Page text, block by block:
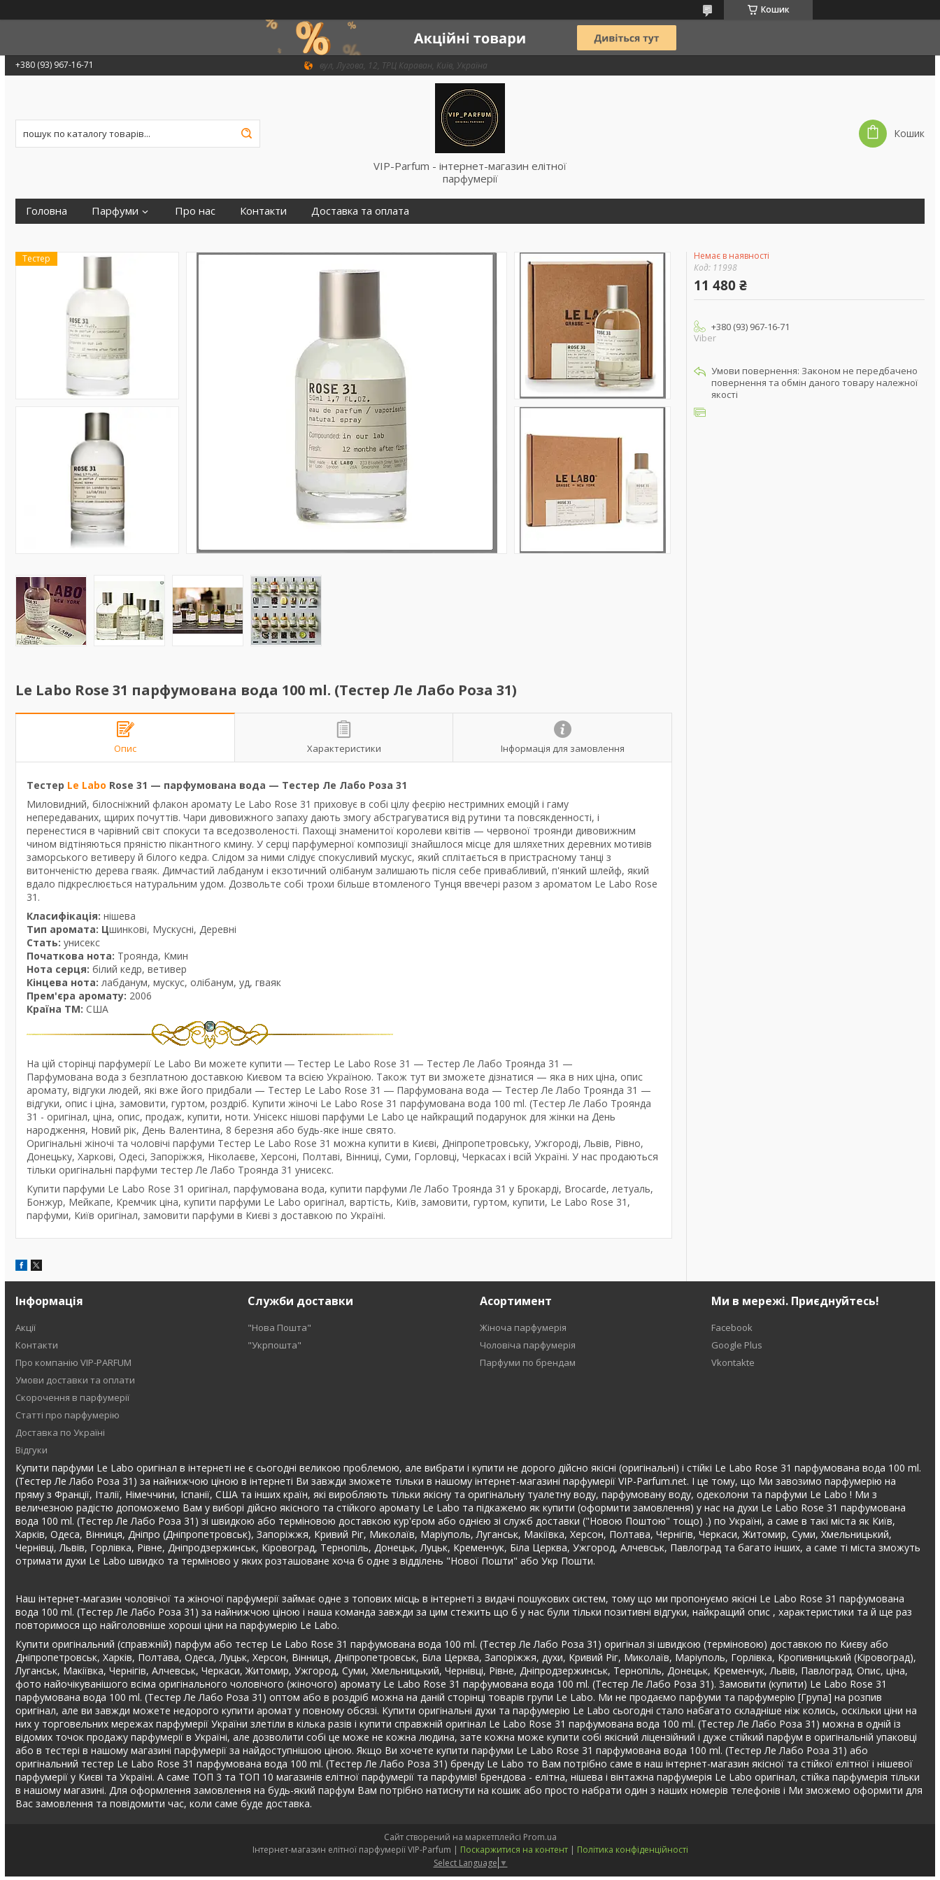
Кошик
+380 (93) 967-16-71 вул, Лугова, 12, ТРЦ Караван, Київ, Україна
VIP-Parfum - інтернет-магазин елітної
парфумерії
Кошик
Головна Парфуми Про нас Контакти Доставка та оплата
Тестер
Le Labo Rose 31 парфумована вода 100 ml. (Тестер Ле Лабо Роза 31)
Опис Характеристики Інформація для замовлення
Тестер Le Labo Rose 31 — парфумована вода — Тестер Ле Лабо Роза 31
Миловидний, білосніжний флакон аромату Le Labo Rose 31 приховує в собі цілу феєрію нестримних емоцій і гаму
непередаваних, щирих почуттів. Чари дивовижного запаху дають змогу абстрагуватися від рутини та повсякденності, і
перенестися в чарівний світ спокуси та вседозволеності. Пахощі знаменитої королеви квітів — червоної троянди дивовижним
чином відтіняються пряністю пікантного кмину. У серці парфумерної композиції знайшлося місце для шляхетних деревних мотивів
заморського ветиверу й білого кедра. Слідом за ними слідує спокусливий мускус, який сплітається в пристрасному танці з
витонченістю дерева гваяк. Димчастий лабданум і екзотичний олібанум залишають після себе привабливий, п'янкий шлейф, який
вдало підкреслюється натуральним удом. Дозвольте собі трохи більше втомленого Тунця ввечері разом з ароматом Le Labo Rose
31.
Класифікація: нішева
Тип аромата: Цшинкові, Мускусні, Деревні
Стать: унисекс
Початкова нота: Троянда, Кмин
Нота серця: білий кедр, ветивер
Кінцева нота: лабданум, мускус, олібанум, уд, гваяк
Прем'єра аромату: 2006
Країна ТМ: США
На цій сторінці парфумерії Le Labo Ви можете купити ― Тестер Le Labo Rose 31 — Тестер Ле Лабо Троянда 31 —
Парфумована вода з безплатною доставкою Києвом та всією Україною. Також тут ви зможете дізнатися — яка в них ціна, опис
аромату, відгуки людей, які вже його придбали — Тестер Le Labo Rose 31 ― Парфумована вода — Тестер Ле Лабо Троянда 31 —
відгуки, опис і ціна, замовити, гуртом, роздріб. Купити жіночі Le Labo Rose 31 парфумована вода 100 ml. (Тестер Ле Лабо Троянда
31 - оригінал, ціна, опис, продаж, купити, ноти. Унісекс нішові парфуми Le Labo це найкращий подарунок для жінки на День
народження, Новий рік, День Валентина, 8 березня або будь-яке інше свято.
Оригінальні жіночі та чоловічі парфуми Тестер Le Labo Rose 31 можна купити в Києві, Дніпропетровську, Ужгороді, Львів, Рівно,
Донецьку, Харкові, Одесі, Запоріжжя, Ніколаєве, Херсоні, Полтаві, Вінниці, Суми, Горловці, Черкасах і всій Україні. У нас продаються
тільки оригінальні парфуми тестер Ле Лабо Троянда 31 унисекс.
Купити парфуми Le Labo Rose 31 оригінал, парфумована вода, купити парфуми Ле Лабо Троянда 31 у Брокарді, Brocarde, летуаль,
Бонжур, Мейкапе, Кремчик ціна, купити парфуми Le Labo оригінал, вартість, Київ, замовити, гуртом, купити, Le Labo Rose 31,
парфуми, Київ оригінал, замовити парфуми в Києві з доставкою по Україні.
Немає в наявності
Код: 11998
11 480 ₴
+380 (93) 967-16-71
Viber
Законом не передбачено
повернення та обмін даного товару належної
якості
Інформація
Акції
Контакти
Про компанію VIP-PARFUM
Умови доставки та оплати
Скорочення в парфумерії
Статті про парфумерію
Доставка по Україні
Відгуки
Служби доставки
"Нова Пошта"
"Укрпошта"
Асортимент
Жіноча парфумерія
Чоловіча парфумерія
Парфуми по брендам
Ми в мережі. Приєднуйтесь!
Facebook
Google Plus
Vkontakte
Купити парфуми Le Labo оригінал в інтернеті не є сьогодні великою проблемою, але вибрати і купити не дорого дійсно якісні (оригінальні) і стійкі Le Labo Rose 31 парфумована вода 100 ml.
(Тестер Ле Лабо Роза 31) за найнижчою ціною в інтернеті Ви завжди зможете тільки в нашому інтернет-магазині парфумерії VIP-Parfum.net. І це тому, що Ми завозимо парфумерію на
пряму з Франції, Італії, Німеччини, Іспанії, США та інших країн, які виробляють тільки якісну та оригінальну туалетну воду, парфумовану воду, одеколони та парфуми Le Labo ! Ми з
величезною радістю допоможемо Вам у виборі дійсно якісного та стійкого аромату Le Labo та підкажемо як купити (оформити замовлення) у нас на духи Le Labo Rose 31 парфумована
вода 100 ml. (Тестер Ле Лабо Роза 31) зі швидкою або терміновою доставкою кур'єром або однією зі служб доставки ("Новою Поштою" тощо) .) по Україні, а саме в такі міста як Київ,
Харків, Одеса, Вінниця, Дніпро (Дніпропетровськ), Запоріжжя, Кривий Ріг, Миколаїв, Маріуполь, Луганськ, Макіївка, Херсон, Полтава, Чернігів, Черкаси, Житомир, Суми, Хмельницький,
Чернівці, Львів, Горлівка, Рівне, Дніпродзержинськ, Кіровоград, Тернопіль, Донецьк, Луцьк, Кременчук, Біла Церква, Ужгород, Алчевськ, Павлоград та багато інших, а саме ті міста зможуть
отримати духи Le Labo швидко та терміново у яких розташоване хоча б одне з відділень "Нової Пошти" або Укр Пошти.
Наш інтернет-магазин чоловічої та жіночої парфумерії займає одне з топових місць в інтернеті з видачі пошукових систем, тому що ми пропонуємо якісні Le Labo Rose 31 парфумована
вода 100 ml. (Тестер Ле Лабо Роза 31) за найнижчою ціною і наша команда завжди за цим стежить що б у нас були тільки позитивні відгуки, найкращий опис , характеристики та й ще раз
повторимося що найголовніше хороші ціни на парфумерію Le Labo.
Купити оригінальний (справжній) парфум або тестер Le Labo Rose 31 парфумована вода 100 ml. (Тестер Ле Лабо Роза 31) оригінал зі швидкою (терміновою) доставкою по Києву або
Дніпропетровськ, Харків, Полтава, Одеса, Луцьк, Херсон, Вінниця, Дніпропетровськ, Біла Церква, Запоріжжя, духи, Кривий Ріг, Миколаїв, Маріуполь, Горлівка, Кропивницький (Кіровоград),
Луганськ, Макіївка, Чернігів, Алчевськ, Черкаси, Житомир, Ужгород, Суми, Хмельницький, Чернівці, Рівне, Дніпродзержинськ, Тернопіль, Донецьк, Кременчук, Львів, Павлоград. Опис, ціна,
фото найочікуванішого всіма оригінального чоловічого (жіночого) аромату Le Labo Rose 31 парфумована вода 100 ml. (Тестер Ле Лабо Роза 31). Замовити (купити) Le Labo Rose 31
парфумована вода 100 ml. (Тестер Ле Лабо Роза 31) оптом або в роздріб можна на даній сторінці товарів групи Le Labo. Ми не продаємо парфуми та парфумерію [Група] на розпив
оригінал, але ви завжди можете недорого купити аромат у повному обсязі. Купити оригінальні духи та парфумерію Le Labo сьогодні стало набагато складніше ніж колись, оскільки ціни на
них у торговельних мережах парфумерії України злетіли в кілька разів і купити справжній оригінал Le Labo Rose 31 парфумована вода 100 ml. (Тестер Ле Лабо Роза 31) можна в одній із
відомих точок продажу парфумерії в Україні, але дозволити собі це може не кожна людина, зате кожна може купити собі якісний ліцензійний і дуже стійкий парфум в оригінальній упаковці
або в тестері в нашому магазині парфумерії за найдоступнішою ціною. Якщо Ви хочете купити парфуми Le Labo Rose 31 парфумована вода 100 ml. (Тестер Ле Лабо Роза 31) або
оригінальний тестер Le Labo Rose 31 парфумована вода 100 ml. (Тестер Ле Лабо Роза 31) бренду Le Labo то Вам потрібно саме в наш інтернет-магазин якісної та стійкої елітної і нішевої
парфумерії у Києві та Україні. А саме ТОП 3 та ТОП 10 магазинів елітної парфумерії та парфумів! Брендова - елітна, нішева і вінтажна парфумерія Le Labo оригінал, стійка парфумерія тільки
в нашому магазині. Для оформлення замовлення на будь-який парфум Вам потрібно натиснути на кошик або просто набрати один з наших номерів телефонів і Ми зможемо оформити для
Вас замовлення та повідомити час, коли саме буде доставка.
Сайт створений на маркетплейсі Prom.ua
Інтернет-магазин елітної парфумерії VIP-Parfum | Поскаржитися на контент | Політика конфіденційності
Select Language ▼